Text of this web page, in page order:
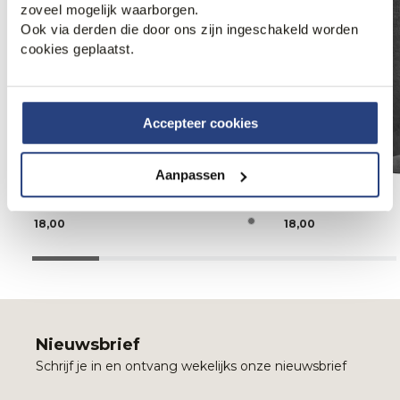
zoveel mogelijk waarborgen.
Ook via derden die door ons zijn ingeschakeld worden
cookies geplaatst.
Accepteer cookies
Aanpassen
18,00
18,00
Nieuwsbrief
Schrijf je in en ontvang wekelijks onze nieuwsbrief